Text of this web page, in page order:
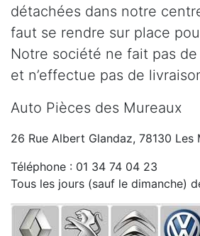
détachées dans notre
faut se rendre sur place
Notre société ne fait pas
et n’effectue pas de
Auto Pièces des Mureaux
26 Rue Albert Glandaz, 78130 Les
Téléphone : 01 34 74 04 23
Tous les jours (sauf le dimanche)